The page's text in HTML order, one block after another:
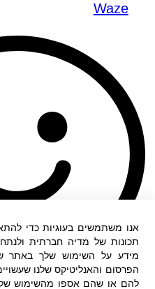
Waze
אנו משתמשים בעוגיות כדי
תכונות של מדיה חברתית
מידע על השימוש שלך באתר
הפרסום והאנליטיקס שלנו
להם או שהם אספו מהשימוש